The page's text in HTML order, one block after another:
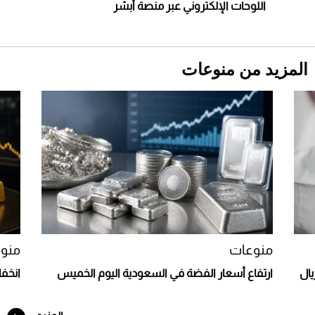
Aston Martin Valiant: على هوى الأبطال
اللوحات الإلكتروني عبر منصة أبشر
المزيد من منوعات
منوعات
ارتفاع أسعار الفضة في السعودية اليوم الخميس